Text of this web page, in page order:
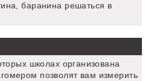
баранина решаться в
школах организована
позволят вам измерить